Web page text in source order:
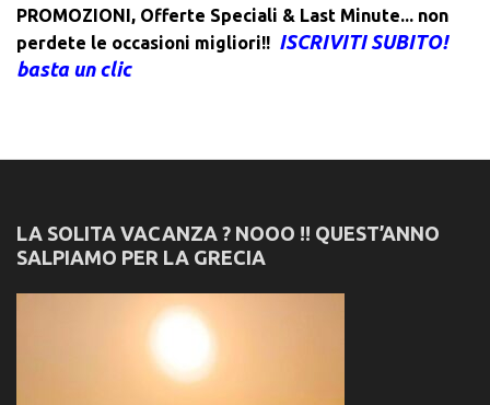
PROMOZIONI, Offerte Speciali & Last Minute... non
perdete le occasioni migliori!! ISCRIVITI SUBITO!
basta un clic
LA SOLITA VACANZA ? NOOO !! QUEST’ANNO
SALPIAMO PER LA GRECIA